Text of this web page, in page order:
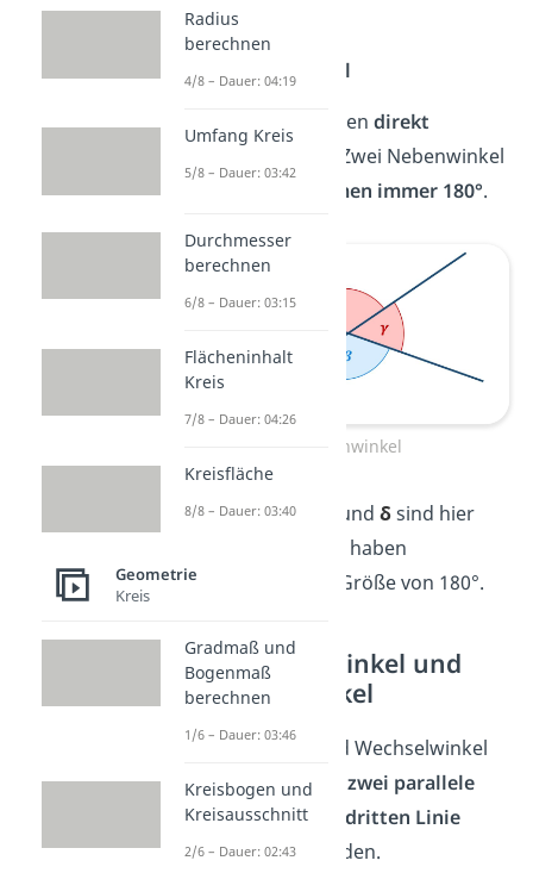
gleich groß.
Der Nebenwinkel
Nebenwinkel liegen direkt
. Zwei Nebenwinkel
zusammen immer 180°.
Nebenwinkel
αundβsowie und δsind hier
Nebenwinkel. Sie haben
zusammen eine Größe von 180°.
Der Stufenwinkel und
Wechselwinkel
Stufenwinkel und Wechselwinkel
entstehen, wenn zwei parallele
Linien von einer dritten Linie
geschnitten
werden.
Radius
berechnen
4/8 – Dauer: 04:19
Umfang Kreis
5/8 – Dauer: 03:42
Durchmesser
berechnen
6/8 – Dauer: 03:15
Flächeninhalt
Kreis
7/8 – Dauer: 04:26
Kreisfläche
8/8 – Dauer: 03:40
Geometrie
Kreis
Gradmaß und
Bogenmaß
berechnen
1/6 – Dauer: 03:46
Kreisbogen und
Kreisausschnitt
2/6 – Dauer: 02:43